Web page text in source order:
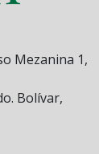
Mezanina 1,
Bolívar,